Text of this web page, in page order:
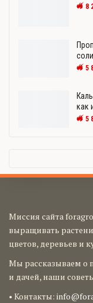
8
5
как
5
Миссия сайта
выращивать
цветов, деревьев и
Мы рассказываем о
и дачей, наши
• Контакты: